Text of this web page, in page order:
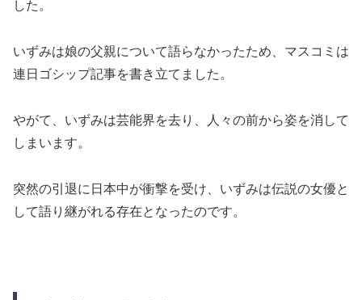
した。
いずみは娘の父親について語らなかったため、マスコミは
連日ゴシップ記事を書き立てました。
やがて、いずみは芸能界を去り、人々の前から姿を消して
しまいます。
突然の引退に日本中が衝撃を受け、いずみは伝説の女優と
して語り継がれる存在となったのです。